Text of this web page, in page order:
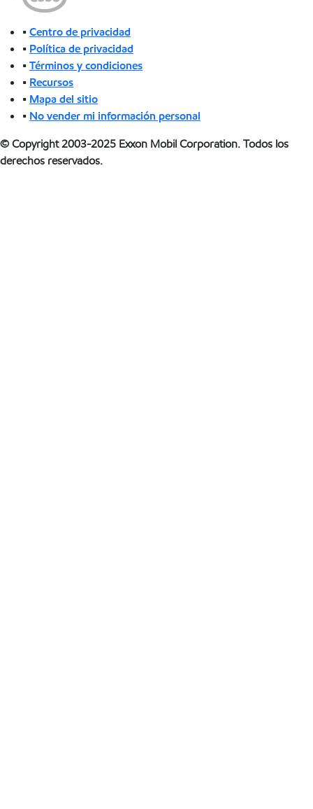
•Centro de privacidad
• Política de privacidad
•Términos y condiciones
• Recursos
• Mapa del sitio
• No vender mi información personal
© Copyright 2003-2025 Exxon Mobil Corporation. Todos los
derechos reservados.